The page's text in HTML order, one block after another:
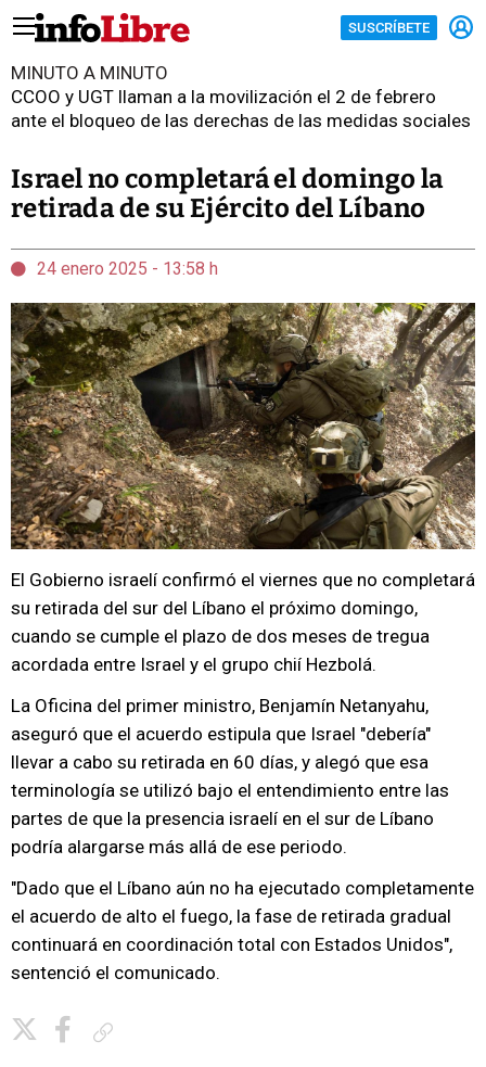
SUSCRÍBETE
MINUTO A MINUTO
CCOO y UGT llaman a la movilización el 2 de febrero
ante el bloqueo de las derechas de las medidas sociales
Israel no completará el domingo la
retirada de su Ejército del Líbano
24 enero 2025 - 13:58 h
El Gobierno israelí confirmó el viernes que no completará
su retirada del sur del Líbano el próximo domingo,
cuando se cumple el plazo de dos meses de tregua
acordada entre Israel y el grupo chií Hezbolá.
La Oficina del primer ministro, Benjamín Netanyahu,
aseguró que el acuerdo estipula que Israel "debería"
llevar a cabo su retirada en 60 días, y alegó que esa
terminología se utilizó bajo el entendimiento entre las
partes de que la presencia israelí en el sur de Líbano
podría alargarse más allá de ese periodo.
"Dado que el Líbano aún no ha ejecutado completamente
el acuerdo de alto el fuego, la fase de retirada gradual
continuará en coordinación total con Estados Unidos",
sentenció el comunicado.